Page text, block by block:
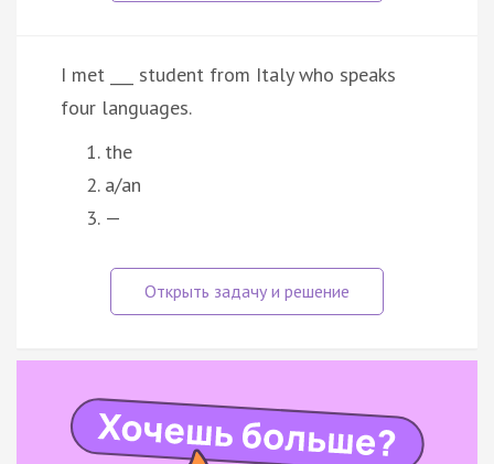
I met ___ student from Italy who speaks
four languages.
the
a/an
—